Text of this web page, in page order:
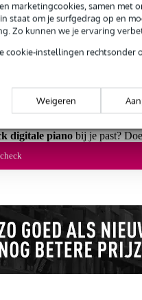
marketingcookies, samen met
staat om je surfgedrag op en
Zo kunnen we je ervaring
cookie-instellingen rechtsonder
Weigeren
digitale pianobij je past?